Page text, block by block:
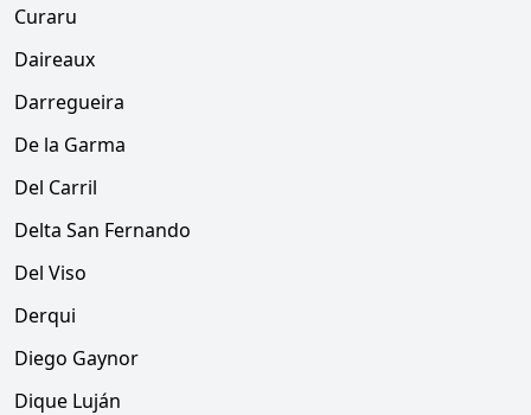
Curaru
Daireaux
Darregueira
De la Garma
Del Carril
Delta San Fernando
Del Viso
Derqui
Diego Gaynor
Dique Luján